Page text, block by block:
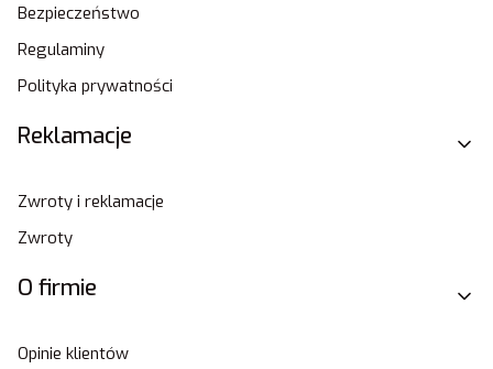
Bezpieczeństwo
Regulaminy
Polityka prywatności
Reklamacje
Zwroty i reklamacje
Zwroty
O firmie
Opinie klientów